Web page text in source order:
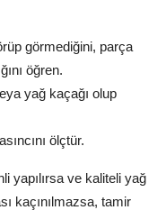
görmediğini, parça
öğren.
yağ kaçağı olup
ölçtür.
yapılırsa ve kaliteli yağ
kaçınılmazsa, tamir